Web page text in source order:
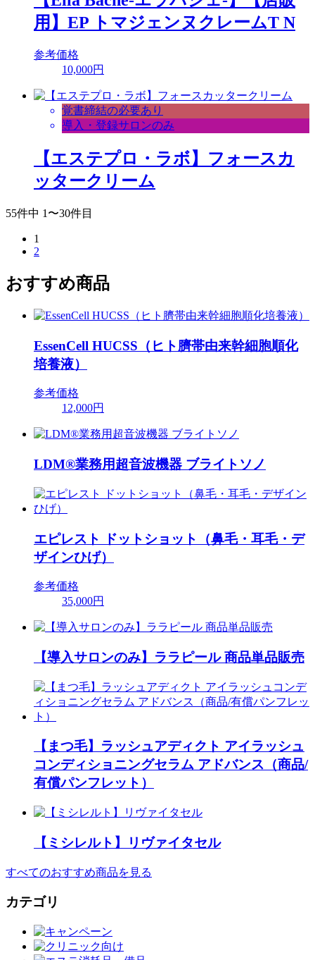
用】EP トマジェンヌクレームT N
参考価格
10,000円
覚書締結の必要あり
導入・登録サロンのみ
【エステプロ・ラボ】フォースカ
ッタークリーム
55件中 1〜30件目
1
2
おすすめ商品
EssenCell HUCSS（ヒト臍帯由来幹細胞順化
培養液）
参考価格
12,000円
LDM®業務用超音波機器 ブライトソノ
エピレスト ドットショット（鼻毛・耳毛・デ
ザインひげ）
参考価格
35,000円
【導入サロンのみ】ララピール 商品単品販売
【まつ毛】ラッシュアディクト アイラッシュ
コンディショニングセラム アドバンス（商品/
有償パンフレット）
【ミシレルト】リヴァイタセル
すべてのおすすめ商品を見る
カテゴリ